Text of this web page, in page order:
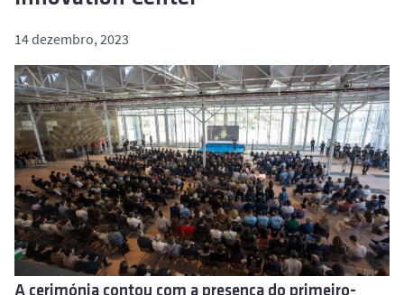
14 dezembro, 2023
A cerimónia contou com a presença do primeiro-